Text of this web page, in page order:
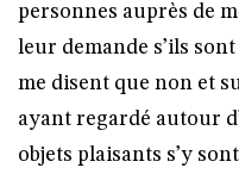
personnes auprès de
leur demande s’ils
me disent que non et
ayant regardé autour
objets plaisants s’y